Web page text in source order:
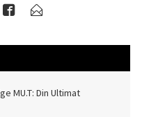
MU.T: Din Ultimat